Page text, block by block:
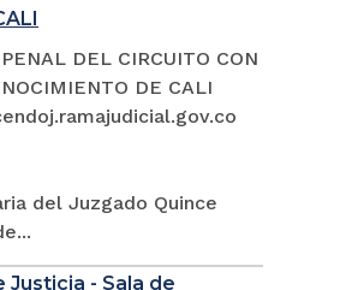
DEL CIRCUITO CON
DE CALI
del Juzgado Quince
- Sala de